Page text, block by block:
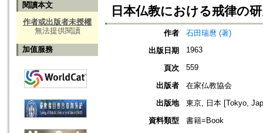
閱讀本文
作者或出版者未授權
無法提供閱讀
加值服務
日本仏教における戒律の
作者
石田瑞麿 (著)
出版日期
1963
頁次 559
出版者
在家仏教協会
出版地
東京, 日本 [Tokyo,
資料類型
書籍=Book